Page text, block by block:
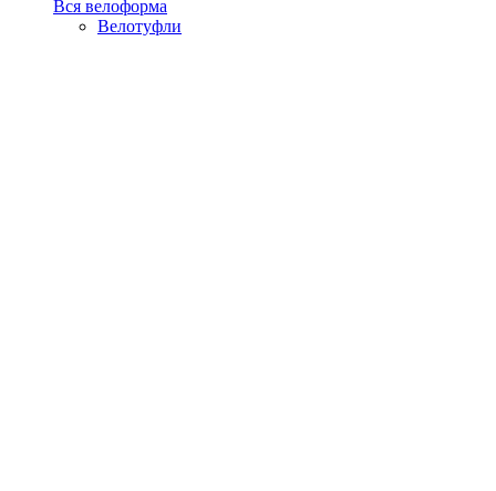
Вся велоформа
Велотуфли